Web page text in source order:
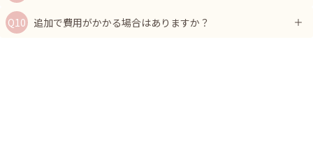
追加で費用がかかる場合はありますか？